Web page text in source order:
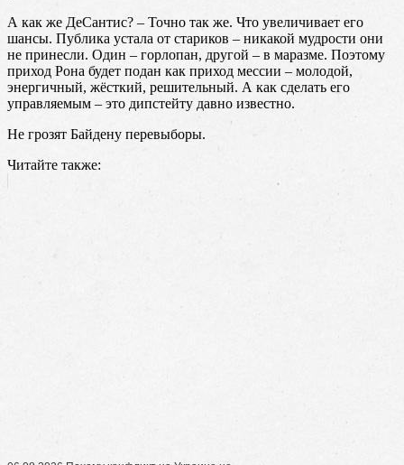
А как же ДеСантис? – Точно так же. Что увеличивает его
шансы. Публика устала от стариков – никакой мудрости они
не принесли. Один – горлопан, другой – в маразме. Поэтому
приход Рона будет подан как приход мессии – молодой,
энергичный, жёсткий, решительный. А как сделать его
управляемым – это дипстейту давно известно.
Не грозят Байдену перевыборы.
Читайте также: